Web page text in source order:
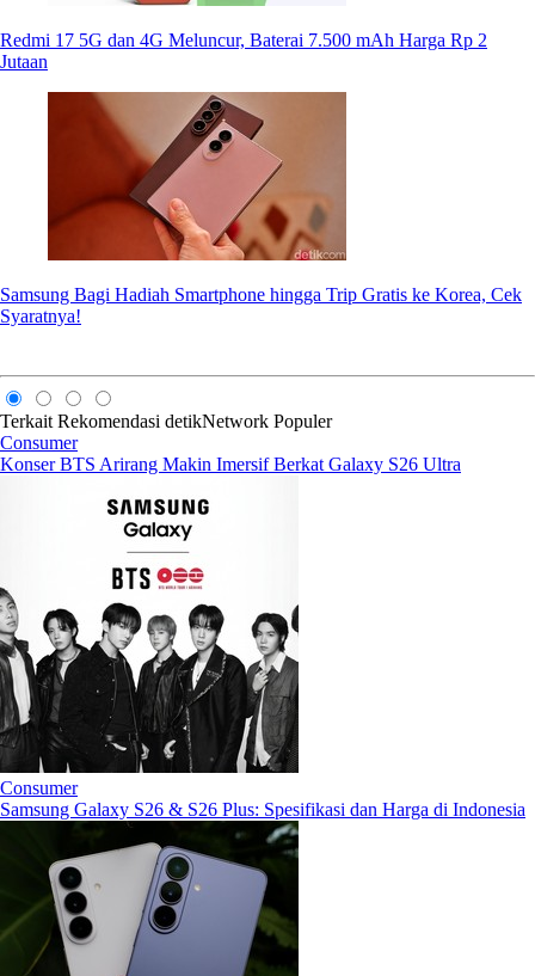
Redmi 17 5G dan 4G Meluncur, Baterai 7.500 mAh Harga Rp 2
Jutaan
Samsung Bagi Hadiah Smartphone hingga Trip Gratis ke Korea, Cek
Syaratnya!
Terkait Rekomendasi detikNetwork Populer
Consumer
Konser BTS Arirang Makin Imersif Berkat Galaxy S26 Ultra
Consumer
Samsung Galaxy S26 & S26 Plus: Spesifikasi dan Harga di Indonesia